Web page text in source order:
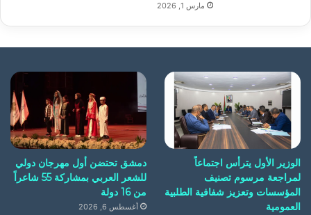
مارس 1, 2026
الوزير الأول يترأس اجتماعاً
لمراجعة مرسوم تصنيف
المؤسسات وتعزيز شفافية الطلبية
العمومية
دمشق تحتضن أول مهرجان دولي
للشعر العربي بمشاركة 55 شاعراً
من 16 دولة
أغسطس 6, 2026